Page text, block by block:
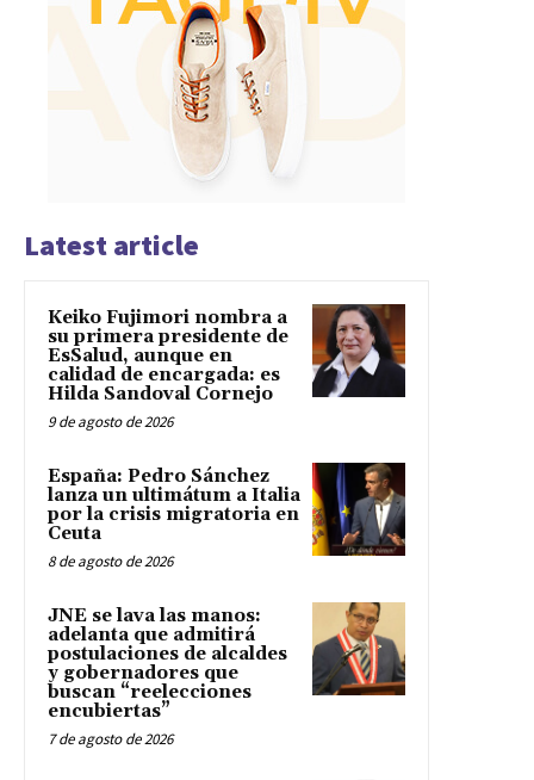
Latest article
Keiko Fujimori nombra a
su primera presidente de
EsSalud, aunque en
calidad de encargada: es
Hilda Sandoval Cornejo
9 de agosto de 2026
España: Pedro Sánchez
lanza un ultimátum a Italia
por la crisis migratoria en
Ceuta
8 de agosto de 2026
JNE se lava las manos:
adelanta que admitirá
postulaciones de alcaldes
y gobernadores que
buscan “reelecciones
encubiertas”
7 de agosto de 2026